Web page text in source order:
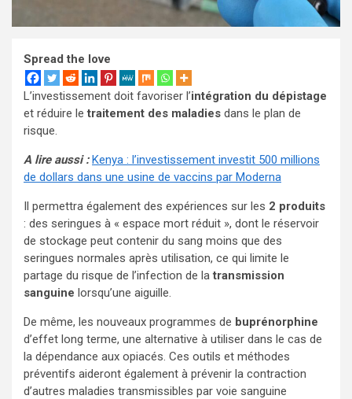
Spread the love
L’investissement doit favoriser l’intégration du dépistage
et réduire le traitement des maladies dans le plan de
risque.
A lire aussi :Kenya : l’investissement investit 500 millions
de dollars dans une usine de vaccins par Moderna
Il permettra également des expériences sur les 2 produits
: des seringues à « espace mort réduit », dont le réservoir
de stockage peut contenir du sang moins que des
seringues normales après utilisation, ce qui limite le
partage du risque de l’infection de latransmission
sanguine lorsqu’une aiguille.
De même, les nouveaux programmes de buprénorphine
d’effet long terme, une alternative à utiliser dans le cas de
la dépendance aux opiacés. Ces outils et méthodes
préventifs aideront également à prévenir la contraction
d’autres maladies transmissibles par voie sanguine